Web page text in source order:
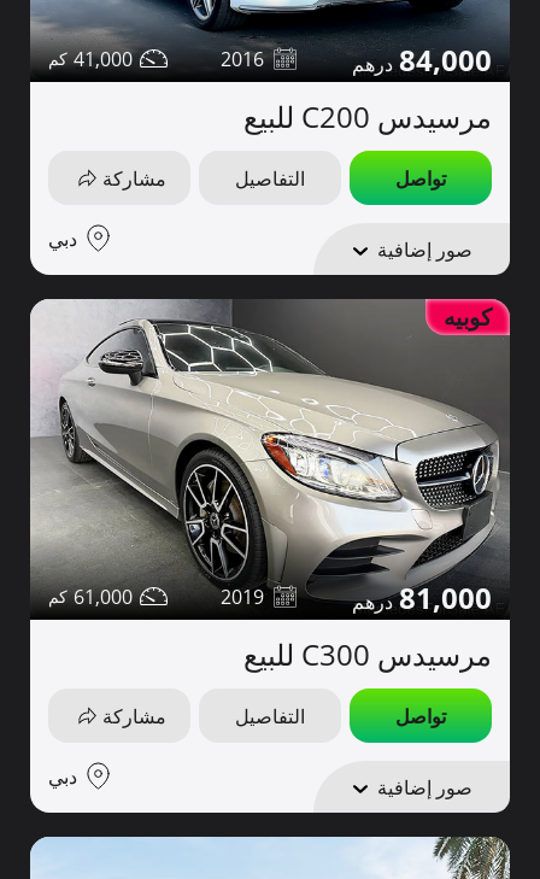
84,000
2016
41,000
مرسيدس C200 للبيع
تواصل التفاصيل مشاركة
صور إضافية دبي
كوبيه
81,000
2019
61,000
مرسيدس C300 للبيع
تواصل التفاصيل مشاركة
صور إضافية دبي